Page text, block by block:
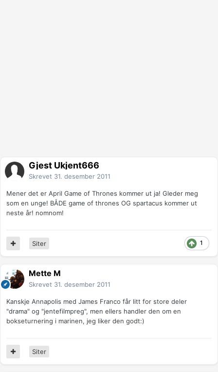
Gjest Ukjent666
Skrevet 31. desember 2011
Mener det er April Game of Thrones kommer ut ja! Gleder meg
som en unge! BÅDE game of thrones OG spartacus kommer ut
neste år! nomnom!
1
Siter
Mette M
Skrevet 31. desember 2011
Kanskje Annapolis med James Franco får litt for store deler
"drama" og "jentefilmpreg", men ellers handler den om en
bokseturnering i marinen, jeg liker den godt:)
Siter